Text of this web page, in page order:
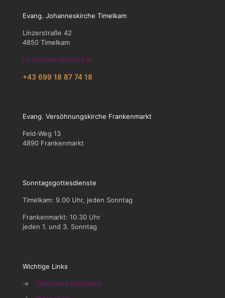
Evang. Johanneskirche Timelkam
Linzerstraße 42
4850 Timelkam
pg.timelkam@evang.at
+43 699 18 87 74 18
Evang. Versöhnungskirche Frankenmarkt
Feld-Weg 13
4890 Frankenmarkt
Sonntagsgottesdienste
Timelkam: 9.00 Uhr, jeden Sonntag
Frankenmarkt: 10.30 Uhr
jeden 1. und 3. Sonntag
Wichtige Links
→
Christliche Nachbarn